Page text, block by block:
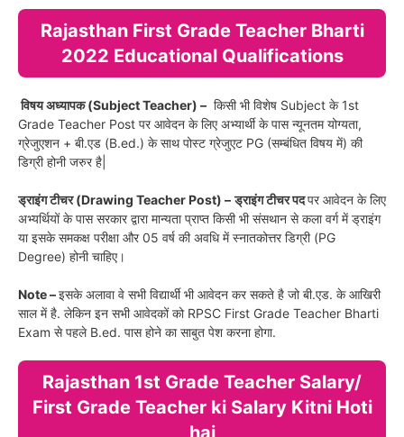
Rajasthan First Grade Teacher Bharti
2022 Educational Qualifications
विषय अध्यापक (Subject Teacher) – किसी भी विशेष Subject के 1st
Grade Teacher Post पर आवेदन के लिए अभ्यार्थी के पास न्यूनतम योग्यता,
ग्रेजुएशन + बी.एड (B.ed.) के साथ पोस्ट ग्रेजुएट PG (सम्बंधित विषय में) की
डिग्री होनी जरुर है|
ड्राइंग टीचर (Drawing Teacher Post) – ड्राइंग टीचर पदपर आवेदन के लिए
अभ्यर्थियों के पास सरकार द्वारा मान्यता प्राप्त किसी भी संसथान से कला वर्ग में ड्राइंग
या इसके समकक्ष परीक्षा और 05 वर्ष की अवधि में स्नातकोत्तर डिग्री (PG
Degree) होनी चाहिए।
Note –इसके अलावा वे सभी विद्यार्थी भी आवेदन कर सकते है जो बी.एड. के आखिरी
साल में है. लेकिन इन सभी आवेदकों को RPSC First Grade Teacher Bharti
Exam से पहले B.ed. पास होने का साबुत पेश करना होगा.
Rajasthan 1st Grade Teacher Salary/
First Grade Teacher ki Salary Kitni Hoti
hai